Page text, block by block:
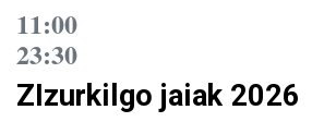
11:00
23:30
ZIzurkilgo jaiak 2026